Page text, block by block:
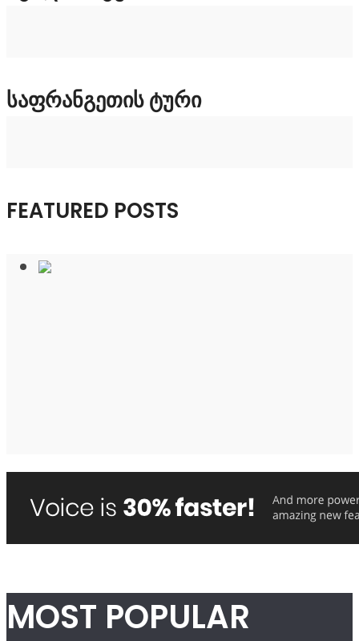
ᲡᲐᲤᲠᲐᲜᲒᲔᲗᲘᲡ ᲢᲣᲠᲘ
FEATURED POSTS
MOST POPULAR